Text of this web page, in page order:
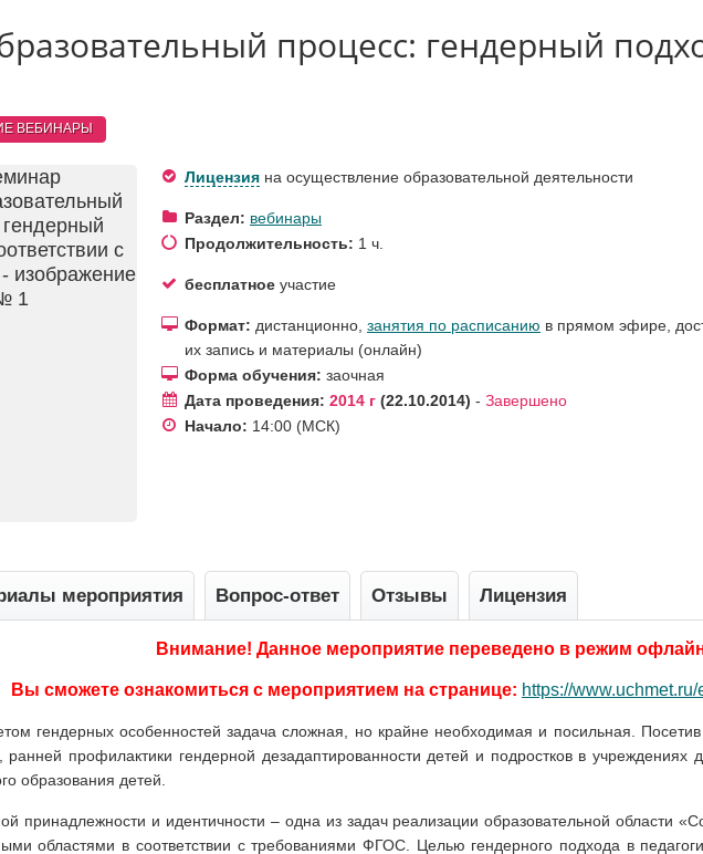
процесс: гендерный
ВЕБИНАРЫ
Лицензия на осуществление образовательной деятельности
Раздел: вебинары
Продолжительность: 1 ч.
бесплатное участие
Формат: дистанционно, занятия по расписанию в прямом эфире,
их запись и материалы (онлайн)
Форма обучения: заочная
Дата проведения: 2014 г 22.10.2014 - Завершено
Начало: 14:00 (МСК)
мероприятия Вопрос-ответ Отзывы Лицензия
Внимание! Данное мероприятие переведено в режим
Вы сможете ознакомиться с мероприятием на странице: https://
гендерных особенностей задача сложная, но крайне необходимая и посильная.
ранней профилактики гендерной дезадаптированности детей и подростков в
образования детей.
принадлежности и идентичности – одна из задач реализации образовательной области
областями в соответствии с требованиями ФГОС. Целью гендерного подхода в